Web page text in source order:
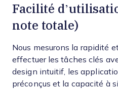
Facilité
note totale)
Nous mesurons la rapidité
effectuer les tâches clés
design intuitif, les
préconçus et la capacité à